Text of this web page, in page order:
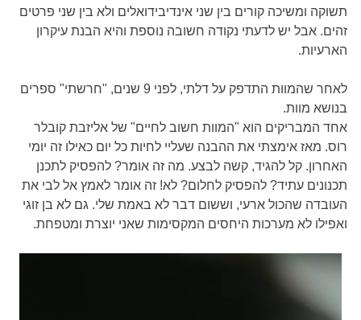
תשוקה ומשיכה קורים בין שני אינדיבידואלים ולא בין שני פרטים
זהים. אבל יש לדעתי נקודה חשובה נוספת והיא הבנת עיקרון
הארעיות.
לאחר שהמוות התדפק על דלתי, לפני 9 שנים, "חרשתי" ספרים
בנושא מוות.
אחד המבריקים הוא "המוות חשוב לחיים" של אליזבת קובלר
רוס. מאז אימצתי את ההבנה שעליי לחיות כל יום כאילו זה יומי
האחרון. קל להגיד, קשה לבצע. מה זה אומר? להפסיק לתכנן
תכנונים עתיד? להפסיק לחלום? לא! זה אומר לאמץ אל לבי את
העובדה שהכול ארעי, וששום דבר לא באמת שלי. גם לא בן זוגי
ואפילו לא מערכות היחסים המקסימות שאני יוצרת ומטפחת.